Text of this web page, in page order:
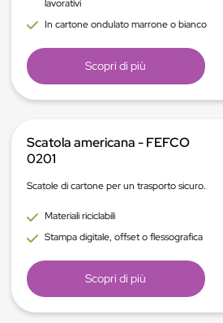
lavorativi
In cartone ondulato marrone o bianco
Scopri di più
Scatola americana - FEFCO
0201
Scatole di cartone per un trasporto sicuro.
Materiali riciclabili
Stampa digitale, offset o flessografica
Scopri di più